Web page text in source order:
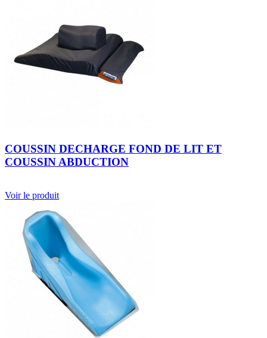
COUSSIN DECHARGE FOND DE LIT ET
COUSSIN ABDUCTION
Voir le produit